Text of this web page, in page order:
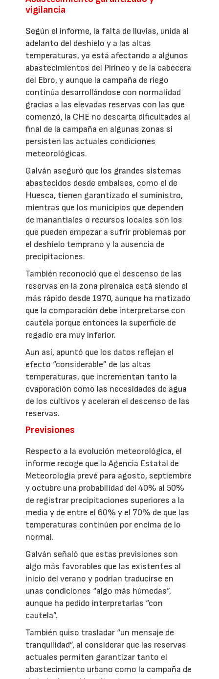
vigilancia
Según el informe, la falta de lluvias, unida al
adelanto del deshielo y a las altas
temperaturas, ya está afectando a algunos
abastecimientos del Pirineo y de la cabecera
del Ebro, y aunque la campaña de riego
continúa desarrollándose con normalidad
gracias a las elevadas reservas con las que
comenzó, la CHE no descarta dificultades al
final de la campaña en algunas zonas si
persisten las actuales condiciones
meteorológicas.
Galván aseguró que los grandes sistemas
abastecidos desde embalses, como el de
Huesca, tienen garantizado el suministro,
mientras que los municipios que dependen
de manantiales o recursos locales son los
que pueden empezar a sufrir problemas por
el deshielo temprano y la ausencia de
precipitaciones.
También reconoció que el descenso de las
reservas en la zona pirenaica está siendo el
más rápido desde 1970, aunque ha matizado
que la comparación debe interpretarse con
cautela porque entonces la superficie de
regadío era muy inferior.
Aun así, apuntó que los datos reflejan el
efecto “considerable” de las altas
temperaturas, que incrementan tanto la
evaporación como las necesidades de agua
de los cultivos y aceleran el descenso de las
reservas.
Previsiones
Respecto a la evolución meteorológica, el
informe recoge que la Agencia Estatal de
Meteorología prevé para agosto, septiembre
y octubre una probabilidad del 40% al 50%
de registrar precipitaciones superiores a la
media y de entre el 60% y el 70% de que las
temperaturas continúen por encima de lo
normal.
Galván señaló que estas previsiones son
algo más favorables que las existentes al
inicio del verano y podrían traducirse en
unas condiciones “algo más húmedas”,
aunque ha pedido interpretarlas “con
cautela”.
También quiso trasladar “un mensaje de
tranquilidad”, al considerar que las reservas
actuales permiten garantizar tanto el
abastecimiento urbano como la campaña de